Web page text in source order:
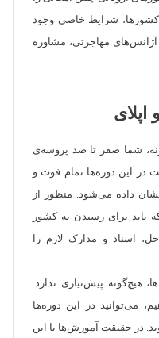
کشورها، شرایط خاصی وجود
آژانس‌های مهاجرتی، مشاوره
شما صفر تا صد پروسه‌ی
در این دوره‌ها تمام فوت و
داده می‌شود. منظور از
برای رسیدن به کشور
اسناد و مدارک لازم را
هیچ‌گونه پیش‌نیازی ندارد.
می‌توانید در این دوره‌ها
در حقیقت آموزش‌ها با این